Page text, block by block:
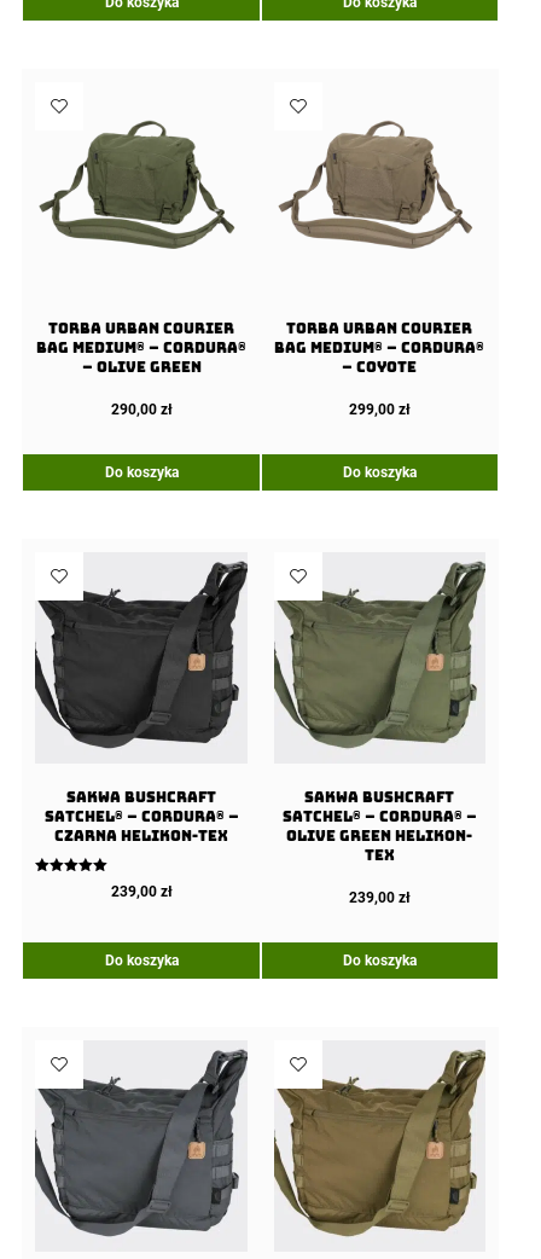
Torba URBAN COURIER
BAG Medium® – Cordura®
– Olive Green
290,00 zł
Do koszyka
Torba URBAN COURIER
BAG Medium® – Cordura®
– Coyote
299,00 zł
Do koszyka
Sakwa BUSHCRAFT
SATCHEL® – Cordura® –
Czarna Helikon-tex
239,00 zł
Do koszyka
Sakwa BUSHCRAFT
SATCHEL® – Cordura® –
Olive Green Helikon-
tex
239,00 zł
Do koszyka